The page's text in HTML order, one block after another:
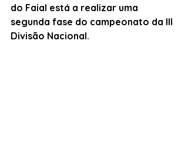
do Faial está a realizar uma
segunda fase do campeonato da III
Divisão Nacional.